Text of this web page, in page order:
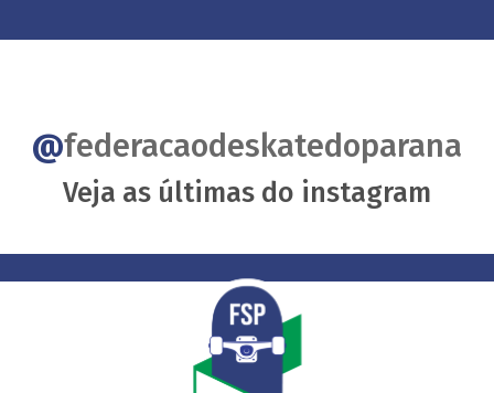
@federacaodeskatedoparana
Veja as últimas do instagram